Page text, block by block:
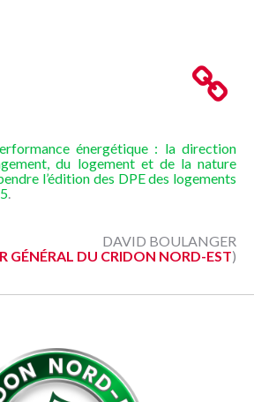
énergétique : la direction
du logement et de la nature
l’édition des DPE des logements
.
DAVID BOULANGER
GÉNÉRAL DU CRIDON NORD-EST)